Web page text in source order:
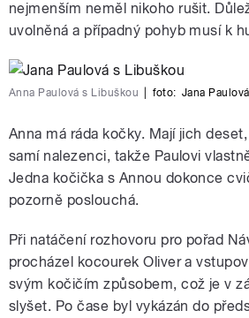
nejmenším neměl nikoho rušit.
uvolněná a případný pohyb musí k
Anna Paulová s Libuškou foto: Jana Paulová
Anna má ráda kočky. Mají jich
samí nalezenci, takže Paulovi
Jedna kočička s Annou dokonce
pozorně poslouchá.
Při natáčení rozhovoru pro pořad
procházel kocourek Oliver a
svým kočičím způsobem, což je v
slyšet. Po čase byl vykázán do